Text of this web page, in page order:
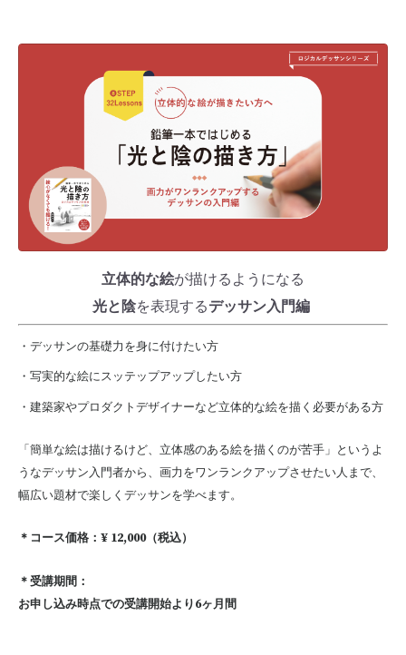
立体的な絵が描けるようになる
光と陰を表現するデッサン入門編
・デッサンの基礎力を身に付けたい方
・写実的な絵にスッテップアップしたい方
・建築家やプロダクトデザイナーなど立体的な絵を描く必要がある方
「簡単な絵は描けるけど、立体感のある絵を描くのが苦手」というよ
うなデッサン入門者から、画力をワンランクアップさせたい人まで、
幅広い題材で楽しくデッサンを学べます。
＊コース価格：¥ 12,000（税込）
＊受講期間：
お申し込み時点での受講開始より6ヶ月間